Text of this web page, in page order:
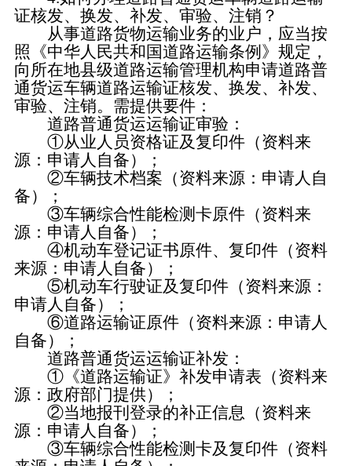
证核发、换发、补发、审验、注销？
从事道路货物运输业务的业户，应当按
照《中华人民共和国道路运输条例》规定，
向所在地县级道路运输管理机构申请道路普
通货运车辆道路运输证核发、换发、补发、
审验、注销。需提供要件：
道路普通货运运输证审验：
①从业人员资格证及复印件（资料来
源：申请人自备）；
②车辆技术档案（资料来源：申请人自
备）；
③车辆综合性能检测卡原件（资料来
源：申请人自备）；
④机动车登记证书原件、复印件（资料
来源：申请人自备）；
⑤机动车行驶证及复印件（资料来源：
申请人自备）；
⑥道路运输证原件（资料来源：申请人
自备）；
道路普通货运运输证补发：
①《道路运输证》补发申请表（资料来
源：政府部门提供）；
②当地报刊登录的补正信息（资料来
源：申请人自备）；
③车辆综合性能检测卡及复印件（资料